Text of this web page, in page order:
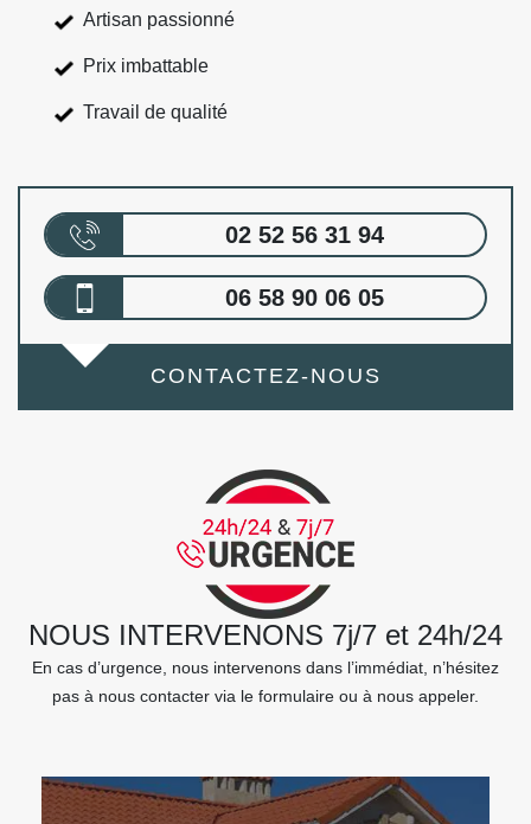
Artisan passionné
Prix imbattable
Travail de qualité
02 52 56 31 94
06 58 90 06 05
CONTACTEZ-NOUS
NOUS INTERVENONS 7j/7 et 24h/24
En cas d’urgence, nous intervenons dans l’immédiat, n’hésitez
pas à nous contacter via le formulaire ou à nous appeler.